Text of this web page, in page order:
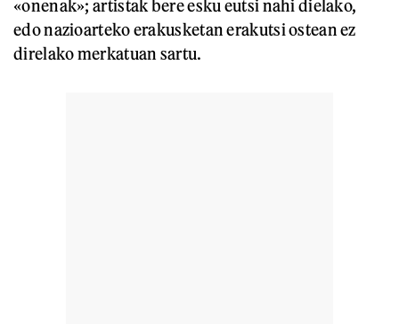
«onenak»; artistak bere esku eutsi nahi dielako,
edo nazioarteko erakusketan erakutsi ostean ez
direlako merkatuan sartu.